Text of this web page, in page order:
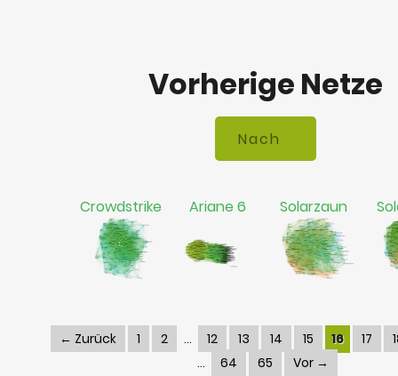
Vorherige Netze
Crowdstrike Ariane 6 Solarzaun
← Zurück 1 2 12 13 14 15 16 17
64
65 Vor →